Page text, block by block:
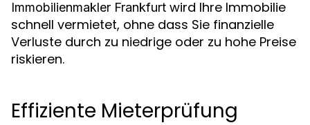
Immobilienmakler Frankfurt wird Ihre Immobilie
schnell vermietet, ohne dass Sie finanzielle
Verluste durch zu niedrige oder zu hohe Preise
riskieren.
Effiziente Mieterprüfung